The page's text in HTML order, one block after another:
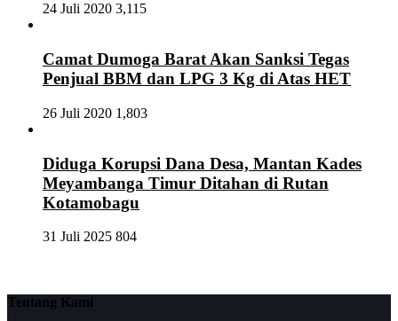
24 Juli 2020 3,115
Camat Dumoga Barat Akan Sanksi Tegas
Penjual BBM dan LPG 3 Kg di Atas HET
26 Juli 2020 1,803
Diduga Korupsi Dana Desa, Mantan Kades
Meyambanga Timur Ditahan di Rutan
Kotamobagu
31 Juli 2025 804
Tentang Kami